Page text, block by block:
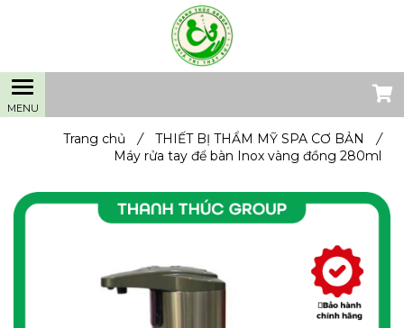
Trang chủ / THIẾT BỊ THẨM MỸ SPA CƠ BẢN
/
Máy rửa tay để bàn Inox vàng đồng 280ml